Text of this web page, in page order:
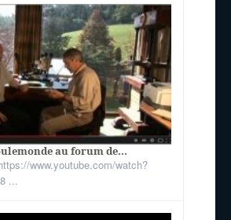
au forum de...
www.youtube.com/watch?
...